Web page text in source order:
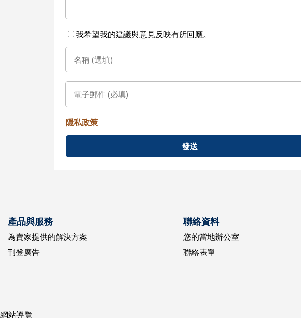
我希望我的建議與意見反映有所回應。
隱私政策
發送
產品與服務
為賣家提供的解決方案
刊登廣告
聯絡資料
您的當地辦公室
聯絡表單
網站導覽